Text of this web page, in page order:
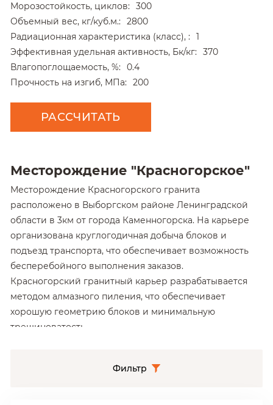
Морозостойкость, циклов:
300
Объемный вес, кг/куб.м.:
2800
Радиационная характеристика (класс), :
1
Эффективная удельная активность, Бк/кг:
370
Влагопоглощаемость, %:
0.4
Прочность на изгиб, МПа:
200
РАССЧИТАТЬ
Месторождение "Красногорское"
Месторождение Красногорского гранита
расположено в Выборгском районе Ленинградской
области в 3км от города Каменногорска. На карьере
организована круглогодичная добыча блоков и
подъезд транспорта, что обеспечивает возможность
бесперебойного выполнения заказов.
Красногорский гранитный карьер разрабатывается
методом алмазного пиления, что обеспечивает
хорошую геометрию блоков и минимальную
трещиноватость.
Красногорского гранита позволяет АО «Природный
Фильтр